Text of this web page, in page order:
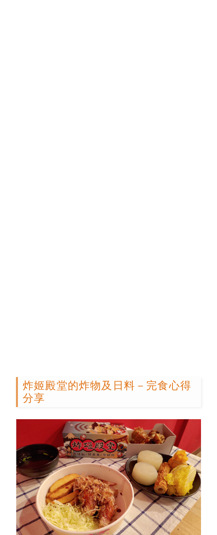
炸姬殿堂的炸物及日料－完食心得
分享